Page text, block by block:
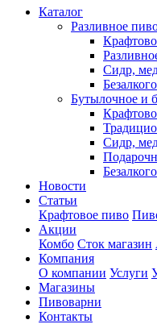
Каталог
Разливное
Сидр,
Бутылочное и
Сидр,
Новости
Статьи
Крафтовое пиво
Акции
Комбо Сток магазин
Компания
О компании Услуги
Магазины
Пивоварни
Контакты